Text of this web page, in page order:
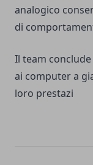
analogico
di
Il team
ai computer a
loro prestazi